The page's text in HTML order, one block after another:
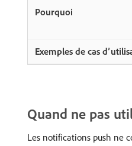
Quand ne pas
Les notifications push ne